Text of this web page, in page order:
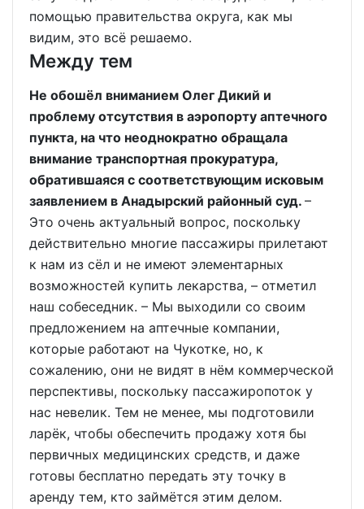
помощью правительства округа, как мы
видим, это всё решаемо.
Между тем
Не обошёл вниманием Олег Дикий и
проблему отсутствия в аэропорту аптечного
пункта, на что неоднократно обращала
внимание транспортная прокуратура,
обратившаяся с соответствующим исковым
заявлением в Анадырский районный суд. –
Это очень актуальный вопрос, поскольку
действительно многие пассажиры прилетают
к нам из сёл и не имеют элементарных
возможностей купить лекарства, – отметил
наш собеседник. – Мы выходили со своим
предложением на аптечные компании,
которые работают на Чукотке, но, к
сожалению, они не видят в нём коммерческой
перспективы, поскольку пассажиропоток у
нас невелик. Тем не менее, мы подготовили
ларёк, чтобы обеспечить продажу хотя бы
первичных медицинских средств, и даже
готовы бесплатно передать эту точку в
аренду тем, кто займётся этим делом.